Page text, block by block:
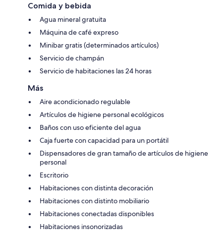
Comida y bebida
Agua mineral gratuita
Máquina de café expreso
Minibar gratis (determinados artículos)
Servicio de champán
Servicio de habitaciones las 24 horas
Más
Aire acondicionado regulable
Artículos de higiene personal ecológicos
Baños con uso eficiente del agua
Caja fuerte con capacidad para un portátil
Dispensadores de gran tamaño de artículos de higiene
personal
Escritorio
Habitaciones con distinta decoración
Habitaciones con distinto mobiliario
Habitaciones conectadas disponibles
Habitaciones insonorizadas